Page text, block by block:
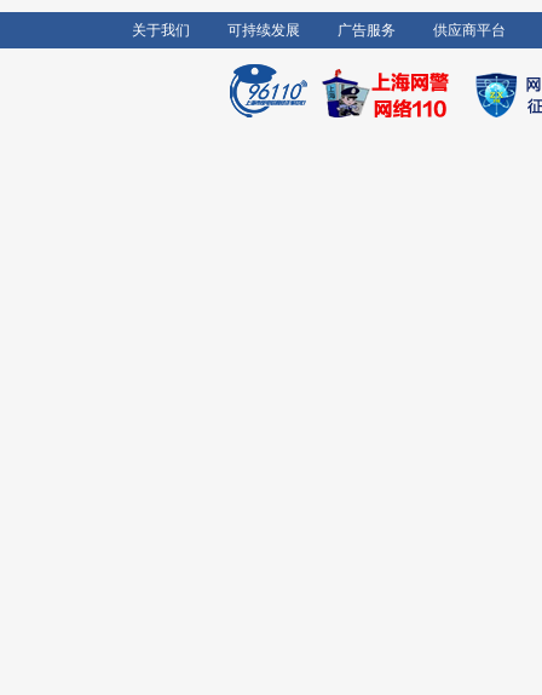
关于我们 可持续发展 广告服务 供应商平台